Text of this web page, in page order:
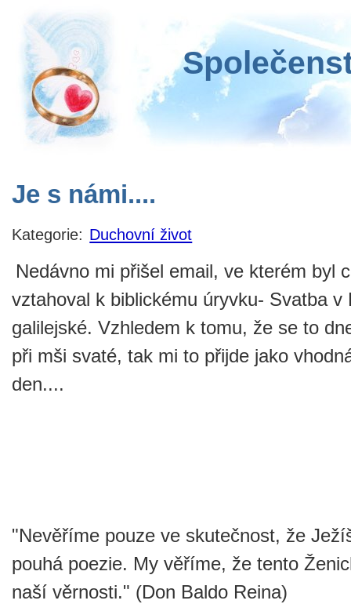
Je s námi....
Kategorie: Duchovní život
Nedávno mi přišel email, ve kterém byl
vztahoval k biblickému úryvku- Svatba v
galilejské. Vzhledem k tomu, že se to
při mši svaté, tak mi to přijde jako
den....
"Nevěříme pouze ve skutečnost, že
pouhá poezie. My věříme, že tento
naší věrnosti." (Don Baldo Reina)